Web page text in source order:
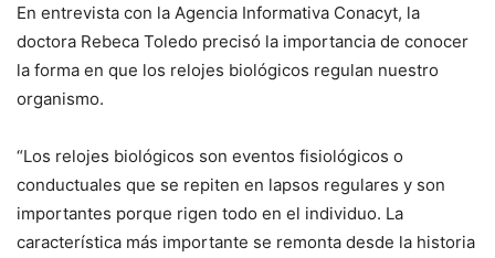
En entrevista con la Agencia Informativa Conacyt, la
doctora Rebeca Toledo precisó la importancia de conocer
la forma en que los relojes biológicos regulan nuestro
organismo.
“Los relojes biológicos son eventos fisiológicos o
conductuales que se repiten en lapsos regulares y son
importantes porque rigen todo en el individuo. La
característica más importante se remonta desde la historia